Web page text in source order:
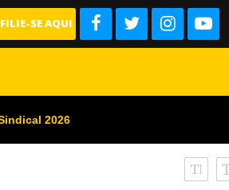
FILIE-SE AQUI
2026